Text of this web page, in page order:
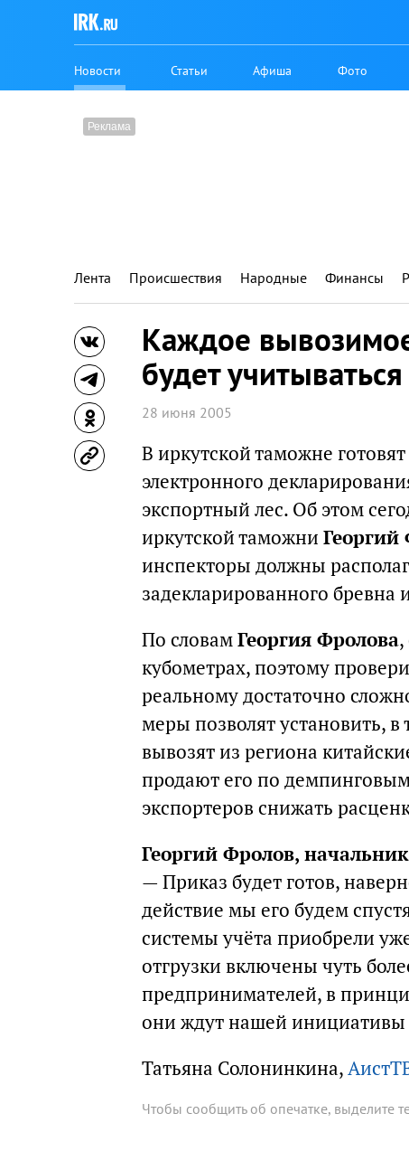
Новости Статьи Афиша Фото
Лента Происшествия Народные Финансы
Каждое
будет учитываться
28 июня 2005
В иркутской таможне
электронного
экспортный лес. Об этом
иркутской таможни Георгий
инспекторы должны
задекларированного бревна
По словамГеоргия Фролова
кубометрах, поэтому
реальному достаточно
меры позволят установить, в
вывозят из региона
продают его по
экспортеров снижать
Георгий Фролов,
— Приказ будет готов,
действие мы его будем
системы учёта приобрели
отгрузки включены чуть
предпринимателей, в
они ждут нашей инициативы
Татьяна Солонинкина,
Чтобы сообщить об опечатке, выделите